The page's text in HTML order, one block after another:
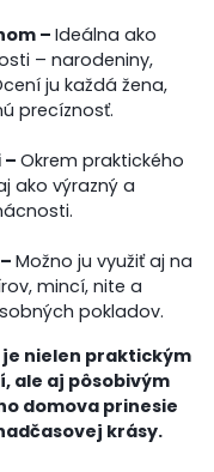
–Ideálna ako
– narodeniny,
ju každá žena,
precíznosť.
–Okrem praktického
ako výrazný a
–Možno ju využiť aj na
mincí, nite a
pokladov.
nielen praktickým
ale aj pôsobivým
domova prinesie
krásy.